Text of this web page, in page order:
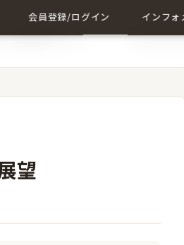
一覧
会員登録/ログイン インフォ
望